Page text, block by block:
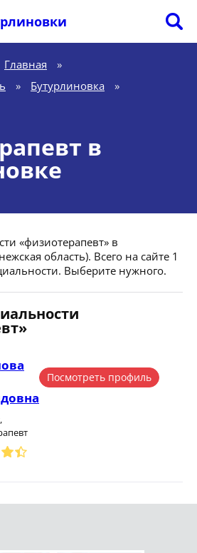
Главная
»
» Бутурлиновка
»
в
«физиотерапевт» в
область). Всего на сайте 1
Выберите нужного.
Посмотреть профиль